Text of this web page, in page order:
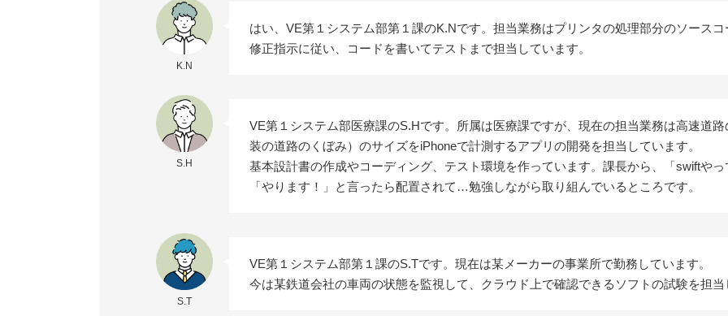
K.N
はい、VE第１システム部第１課のK.Nです。担当業務はプリンタの処理部分のソース
修正指示に従い、コードを書いてテストまで担当しています。
S.H
VE第１システム部医療課のS.Hです。所属は医療課ですが、現在の担当業務は高速道
装の道路のくぼみ）のサイズをiPhoneで計測するアプリの開発を担当しています。
基本設計書の作成やコーディング、テスト環境を作っています。課長から、「swiftや
「やります！」と言ったら配置されて…勉強しながら取り組んでいるところです。
S.T
VE第１システム部第１課のS.Tです。現在は某メーカーの事業所で勤務しています。
今は某鉄道会社の車両の状態を監視して、クラウド上で確認できるソフトの試験を担